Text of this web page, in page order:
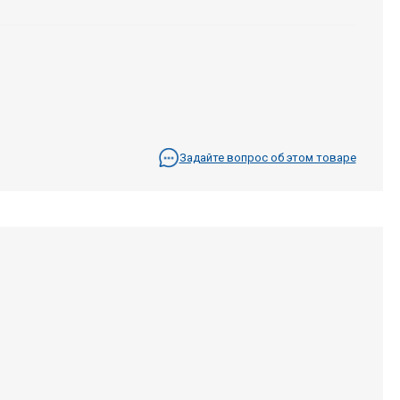
Задайте вопрос об этом товаре